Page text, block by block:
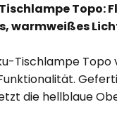
Topo:
warmweißes
Tischlampe
die hellblaue
Mit ihrer